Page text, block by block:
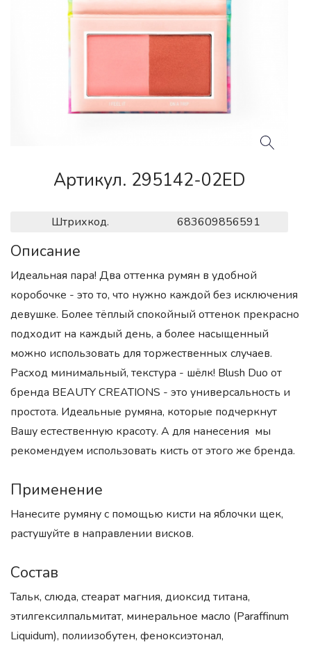
Артикул. 295142-02ED
Штрихкод. 683609856591
Описание
Идеальная пара! Два оттенка румян в удобной
коробочке - это то, что нужно каждой без исключения
девушке. Более тёплый спокойный оттенок прекрасно
подходит на каждый день, а более насыщенный
можно использовать для торжественных случаев.
Расход минимальный, текстура - шёлк! Blush Duo от
бренда BEAUTY CREATIONS - это универсальность и
простота. Идеальные румяна, которые подчеркнут
Вашу естественную красоту. А для нанесения мы
рекомендуем использовать кисть от этого же бренда.
Применение
Нанесите румяну с помощью кисти на яблочки щек,
растушуйте в направлении висков.
Состав
Тальк, слюда, стеарат магния, диоксид титана,
этилгексилпальмитат, минеральное масло (Paraffinum
Liquidum), полиизобутен, феноксиэтонал,